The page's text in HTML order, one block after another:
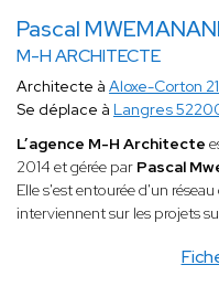
Pascal
M-H ARCHITECTE
Architecte à Aloxe-Corton
Se déplace à Langres
L’agence M-H Architecte
2014 et gérée par Pascal
Elle s'est entourée d'un
interviennent sur les projets